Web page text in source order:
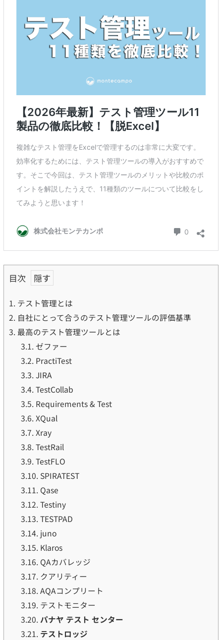
目次
1. テスト管理とは
2. 自社にとって合うのテスト管理ツールの評価基準
3.最高のテスト管理ツールとは
3.1.ゼファー
3.2.PractiTest
3.3.JIRA
3.4.TestCollab
3.5.Requirements & Test
3.6.XQual
3.7.Xray
3.8.TestRail
3.9.TestFLO
3.10.SPIRATEST
3.11.Qase
3.12.Testiny
3.13.TESTPAD
3.14.juno
3.15.Klaros
3.16.QAカバレッジ
3.17.クアリティー
3.18.AQAコンプリート
3.19.テストモニター
3.20.パナヤ テスト センター
3.21. テストロッジ